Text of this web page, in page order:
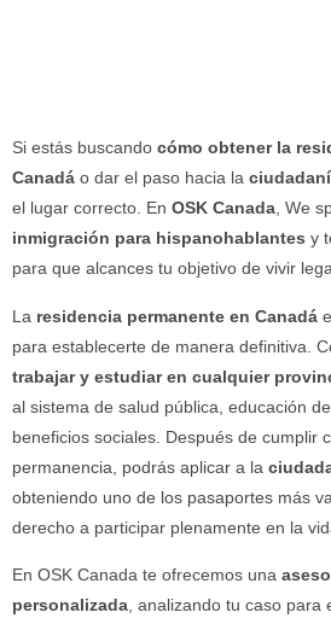
Si estás buscando cómo obtener la
Canadá o dar el paso hacia la
el lugar correcto. En OSK Canada, We
inmigración para hispanohablantes y
para que alcances tu objetivo de vivir
La residencia permanente en Canadá
para establecerte de manera definitiva.
trabajar y estudiar en cualquier
al sistema de salud pública, educación
beneficios sociales. Después de cumplir
permanencia, podrás aplicar a la
obteniendo uno de los pasaportes más
derecho a participar plenamente en la
En OSK Canada te ofrecemos una
personalizada , analizando tu caso